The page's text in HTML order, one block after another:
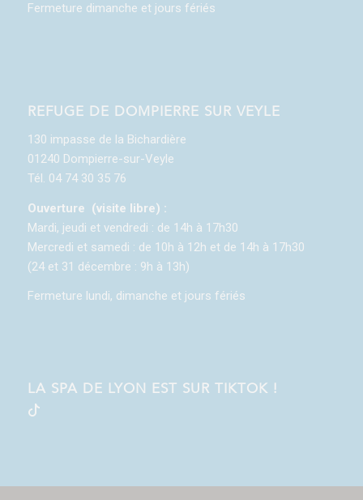
Fermeture dimanche et jours fériés
REFUGE DE DOMPIERRE SUR VEYLE
130 impasse de la Bichardière
01240 Dompierre-sur-Veyle
Tél. 04 74 30 35 76
Ouverture (visite libre) :
Mardi, jeudi et vendredi : de 14h à 17h30
Mercredi et samedi : de 10h à 12h et de 14h à 17h30
(24 et 31 décembre : 9h à 13h)
Fermeture lundi, dimanche et jours fériés
LA SPA DE LYON EST SUR TIKTOK !